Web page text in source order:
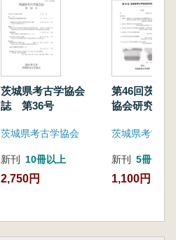
茨城県考古学協会
誌 第36号
茨城県考古学協会
新刊 10冊以上
2,750円
第46回茨城
協会研究発
茨城県考古学
新刊 5冊
1,100円